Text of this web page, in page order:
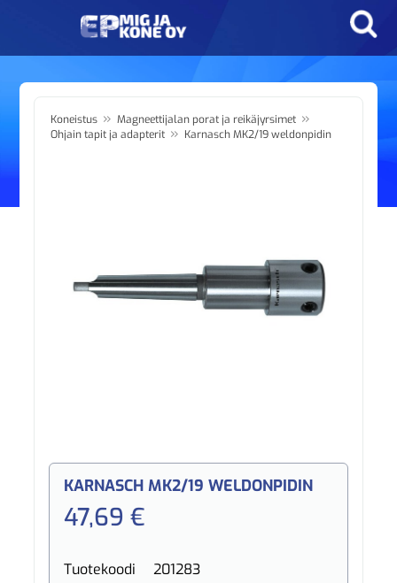
Koneistus » Magneettijalan porat ja reikäjyrsimet »
Ohjain tapit ja adapterit » Karnasch MK2/19 weldonpidin
KARNASCH MK2/19 WELDONPIDIN
47,69 €
Tuotekoodi 201283